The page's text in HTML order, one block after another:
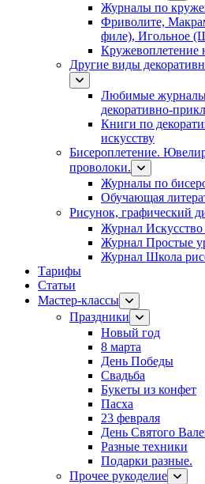
Журналы по
Фриволите,
филе), Игольное
Кружевоплетение
Другие виды
Любимые
декоративно-
Книги по
искусству
Бисероплетение.
проволоки.
Журналы по
Обучающая
Рисунок, графический
Журнал
Журнал Простые
Журнал Школа
Тарифы
Статьи
Мастер-классы
Праздники
Новый год
8 марта
День Победы
Свадьба
Букеты из конфет
Пасха
23 февраля
День Святого
Разные техники
Подарки разные.
Прочее рукоделие